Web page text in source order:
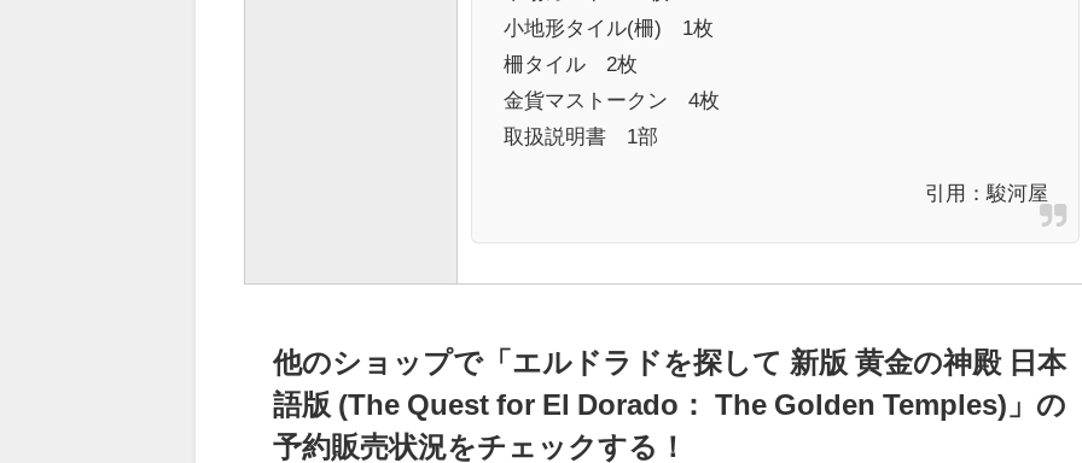
小地形タイル(柵) 1枚
柵タイル 2枚
金貨マストークン 4枚
取扱説明書 1部
引用： 駿河屋
他のショップで「エルドラドを探して 新版 黄金の神殿 日本
語版 (The Quest for El Dorado： The Golden Temples)」の
予約販売状況をチェックする！